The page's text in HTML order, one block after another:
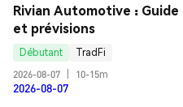
Rivian Automotive : Guide
et prévisions
Débutant
TradFi
2026-08-07
10-15m
2026-08-07